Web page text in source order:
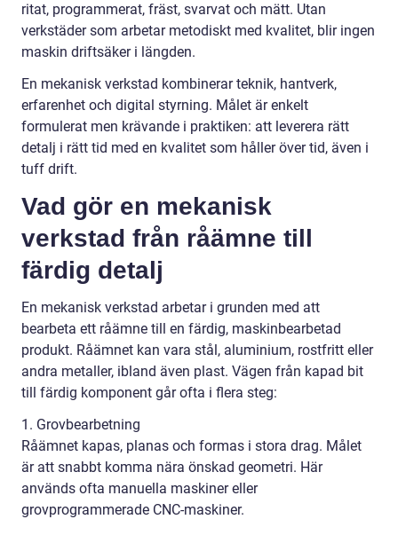
ritat, programmerat, fräst, svarvat och mätt. Utan
verkstäder som arbetar metodiskt med kvalitet, blir ingen
maskin driftsäker i längden.
En mekanisk verkstad kombinerar teknik, hantverk,
erfarenhet och digital styrning. Målet är enkelt
formulerat men krävande i praktiken: att leverera rätt
detalj i rätt tid med en kvalitet som håller över tid, även i
tuff drift.
Vad gör en mekanisk
verkstad från råämne till
färdig detalj
En mekanisk verkstad arbetar i grunden med att
bearbeta ett råämne till en färdig, maskinbearbetad
produkt. Råämnet kan vara stål, aluminium, rostfritt eller
andra metaller, ibland även plast. Vägen från kapad bit
till färdig komponent går ofta i flera steg:
1. Grovbearbetning
Råämnet kapas, planas och formas i stora drag. Målet
är att snabbt komma nära önskad geometri. Här
används ofta manuella maskiner eller
grovprogrammerade CNC-maskiner.